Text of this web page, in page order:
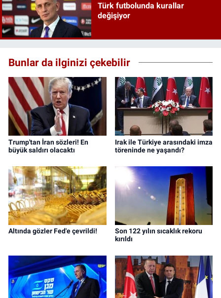
Türk futbolunda kurallar
değişiyor
Bunlar da ilginizi çekebilir
Trump'tan İran sözleri! En
büyük saldırı olacaktı
Irak ile Türkiye arasındaki imza
töreninde ne yaşandı?
Altında gözler Fed'e çevrildi!
Son 122 yılın sıcaklık rekoru
kırıldı